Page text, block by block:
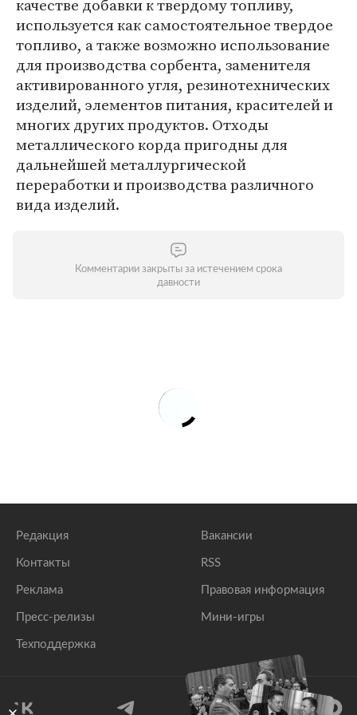
качестве добавки к твердому топливу,
используется как самостоятельное твердое
топливо, а также возможно использование
для производства сорбента, заменителя
активированного угля, резинотехнических
изделий, элементов питания, красителей и
многих других продуктов. Отходы
металлического корда пригодны для
дальнейшей металлургической
переработки и производства различного
вида изделий.
Комментарии закрыты за истечением срока
давности
Редакция
Контакты
Реклама
Пресс-релизы
Техподдержка
Вакансии
RSS
Правовая информация
Мини-игры